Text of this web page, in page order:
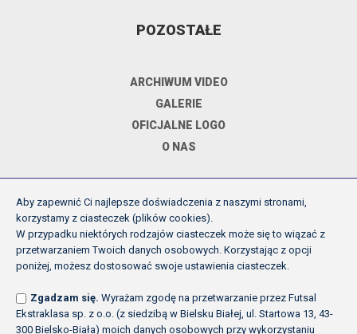
POZOSTAŁE
ARCHIWUM VIDEO
GALERIE
OFICJALNE LOGO
O NAS
DOKUMENTY
REGULAMIN ROZGRYWEK FE
INNE
POLITYKA PRYWATNOŚCI
Aby zapewnić Ci najlepsze doświadczenia z naszymi stronami,
korzystamy z ciasteczek (plików cookies).
W przypadku niektórych rodzajów ciasteczek może się to wiązać z
przetwarzaniem Twoich danych osobowych. Korzystając z opcji
poniżej, możesz dostosować swoje ustawienia ciasteczek.
Zgadzam się. Wyrażam zgodę na przetwarzanie przez Futsal
Ekstraklasa sp. z o.o. (z siedzibą w Bielsku Białej, ul. Startowa 13, 43-
300 Bielsko-Biała) moich danych osobowych przy wykorzystaniu